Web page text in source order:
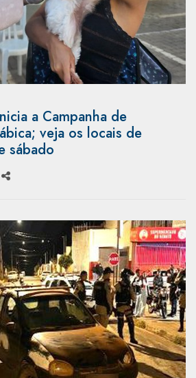
a Campanha de
veja os locais de
sábado